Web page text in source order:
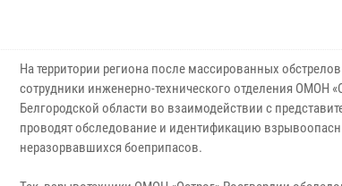
На территории региона после массированных
сотрудники инженерно-технического отделения ОМОН
Белгородской области во взаимодействии с
проводят обследование и идентификацию
неразорвавшихся боеприпасов.